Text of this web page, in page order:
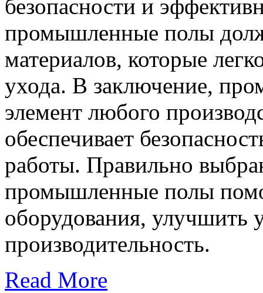
безопасности и
промышленные полы
материалов, которые
ухода. В заключение,
элемент любого
обеспечивает
работы. Правильно
промышленные полы
оборудования, улучшить
производительность.
Read More